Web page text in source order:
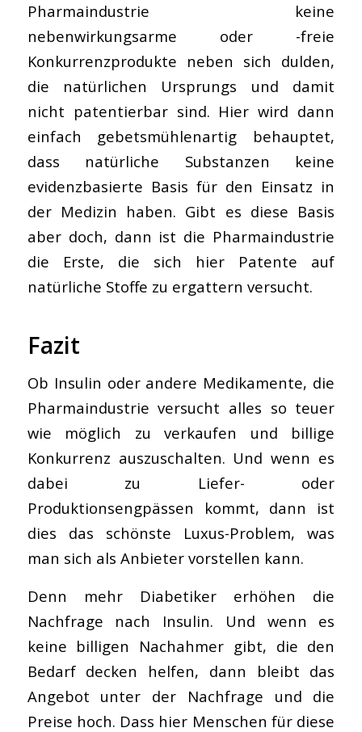
Pharmaindustrie keine
nebenwirkungsarme oder -freie
Konkurrenzprodukte neben sich dulden,
die natürlichen Ursprungs und damit
nicht patentierbar sind. Hier wird dann
einfach gebetsmühlenartig behauptet,
dass natürliche Substanzen keine
evidenzbasierte Basis für den Einsatz in
der Medizin haben. Gibt es diese Basis
aber doch, dann ist die Pharmaindustrie
die Erste, die sich hier Patente auf
natürliche Stoffe zu ergattern versucht.
Fazit
Ob Insulin oder andere Medikamente, die
Pharmaindustrie versucht alles so teuer
wie möglich zu verkaufen und billige
Konkurrenz auszuschalten. Und wenn es
dabei zu Liefer- oder
Produktionsengpässen kommt, dann ist
dies das schönste Luxus-Problem, was
man sich als Anbieter vorstellen kann.
Denn mehr Diabetiker erhöhen die
Nachfrage nach Insulin. Und wenn es
keine billigen Nachahmer gibt, die den
Bedarf decken helfen, dann bleibt das
Angebot unter der Nachfrage und die
Preise hoch. Dass hier Menschen für diese